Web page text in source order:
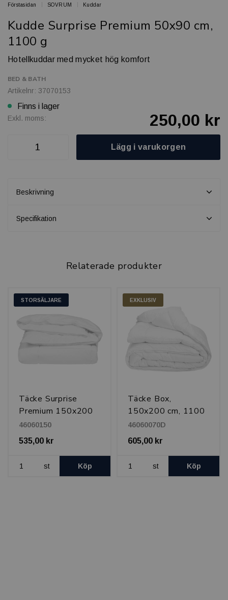
Förstasidan SOVRUM Kuddar
Kudde Surprise Premium 50x90 cm,
1100 g
Hotellkuddar med mycket hög komfort
BED & BATH
Artikelnr: 37070153
Finns i lager
Exkl. moms: 250,00 kr
Lägg i varukorgen
Beskrivning
Specifikation
Relaterade produkter
STORSÄLJARE
Täcke Surprise
Premium 150x200
cm, 800 g
46060150
535,00 kr
st Köp
EXKLUSIV
Täcke Box,
150x200 cm, 1100
g
46060070D
605,00 kr
st Köp